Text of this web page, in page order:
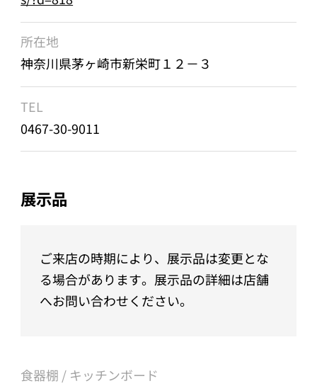
所在地
神奈川県茅ヶ崎市新栄町１２－３
TEL
0467-30-9011
展示品
ご来店の時期により、展示品は変更とな
る場合があります。展示品の詳細は店舗
へお問い合わせください。
食器棚 / キッチンボード